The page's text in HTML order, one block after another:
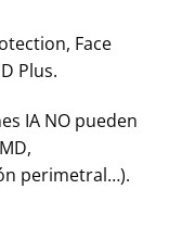
Face
Plus.
IA NO pueden
perimetral…).